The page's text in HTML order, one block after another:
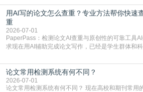
实际情况和大家想的不太一样。AI训练依赖海量公
内容本质是按照语义概率拼接已有内容，很容易和
直接引用整段已有内容，所以查重率偏高是
用AI写的论文怎么查重？专业方法帮你快速
重
2026-07-01
PaperPass：检测论文AI查重与原创性的可靠工具
求现在用AI辅助完成论文写作，已经是学生群体和
但很多人忽略了，AI生成的内容天生带有重复风
含大量已公开的学术内容、网络原创内容，AI输出
复片
论文常用检测系统有何不同？
2026-07-01
论文常用检测系统有何不同？ 现在高校和期刊常用的论文查重系统主要是知网、